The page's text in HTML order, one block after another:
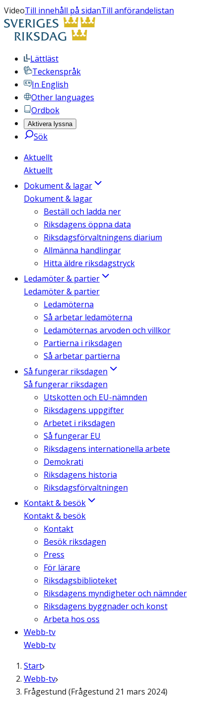
VideoTill innehåll på sidanTill anförandelistan
Lättläst
Teckenspråk
In English
Other languages
Ordbok
Aktivera lyssna
Sök
Aktuellt
Aktuellt
Dokument & lagar
Dokument & lagar
Beställ och ladda ner
Riksdagens öppna data
Riksdagsförvaltningens diarium
Allmänna handlingar
Hitta äldre riksdagstryck
Ledamöter & partier
Ledamöter & partier
Ledamöterna
Så arbetar ledamöterna
Ledamöternas arvoden och villkor
Partierna i riksdagen
Så arbetar partierna
Så fungerar riksdagen
Så fungerar riksdagen
Utskotten och EU-nämnden
Riksdagens uppgifter
Arbetet i riksdagen
Så fungerar EU
Riksdagens internationella arbete
Demokrati
Riksdagens historia
Riksdagsförvaltningen
Kontakt & besök
Kontakt & besök
Kontakt
Besök riksdagen
Press
För lärare
Riksdagsbiblioteket
Riksdagens myndigheter och nämnder
Riksdagens byggnader och konst
Arbeta hos oss
Webb-tv
Webb-tv
Start
Webb-tv
Frågestund (Frågestund 21 mars 2024)